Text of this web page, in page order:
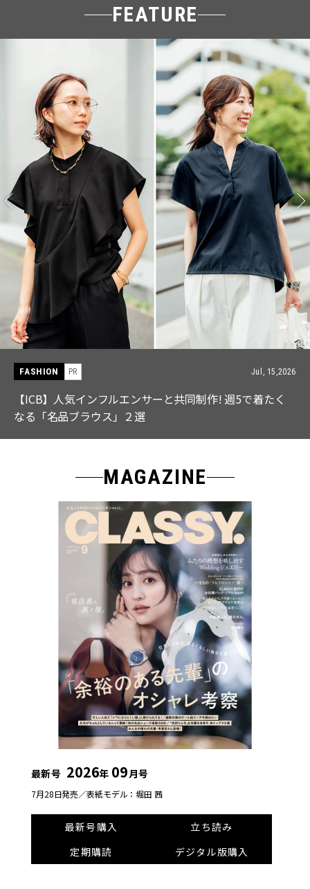
FEATURE
FASHION PR Jul, 15,2026
【ICB】人気インフルエンサーと共同制作! 週5で着たく
なる「名品ブラウス」２選
MAGAZINE
最新号 2026年 09月号
7月28日発売／表紙モデル：堀田 茜
最新号購入
立ち読み
定期購読
デジタル版購入